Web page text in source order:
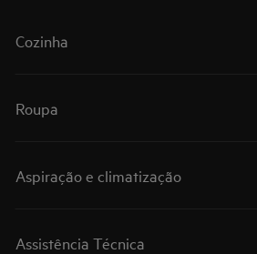
Cozinha
Roupa
Aspiração e climatização
Assistência Técnica